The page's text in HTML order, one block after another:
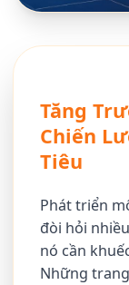
Tăng
Chiến
Tiêu
Phát triển
đòi hỏi
nó cần
Những